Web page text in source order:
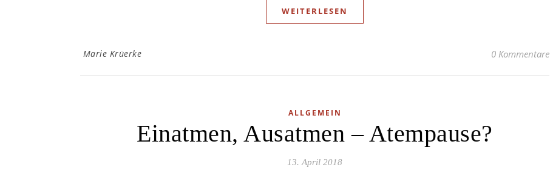
WEITERLESEN
Marie Krüerke 0 Kommentare
ALLGEMEIN
Einatmen, Ausatmen – Atempause?
13. April 2018